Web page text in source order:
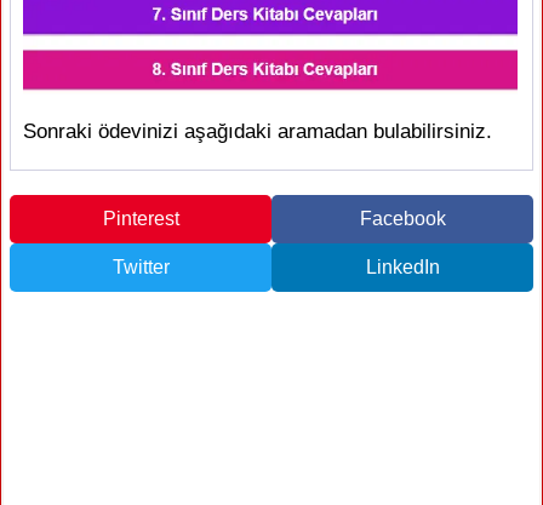
Sonraki ödevinizi aşağıdaki aramadan bulabilirsiniz.
Pinterest Facebook
Twitter LinkedIn